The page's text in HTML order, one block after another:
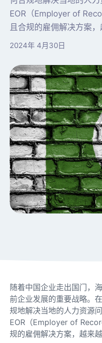
EOR（Employer of
且合规的雇佣解决方案，
2024年 4月30日
随着中国企业走出国门，
前企业发展的重要战略。
规地解决当地的人力资源
EOR（Employer of
规的雇佣解决方案，越来